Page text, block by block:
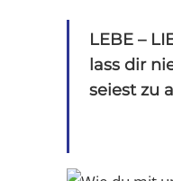
LEBE –
lass dir
seiest zu